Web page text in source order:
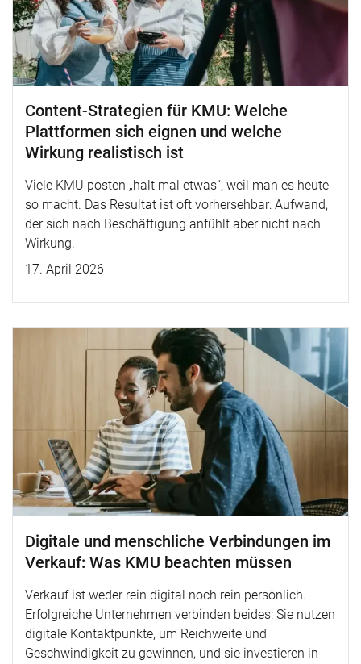
Content-Strategien für KMU: Welche
Plattformen sich eignen und welche
Wirkung realistisch ist
Viele KMU posten „halt mal etwas“, weil man es heute
so macht. Das Resultat ist oft vorhersehbar: Aufwand,
der sich nach Beschäftigung anfühlt aber nicht nach
Wirkung.
17. April 2026
Digitale und menschliche Verbindungen im
Verkauf: Was KMU beachten müssen
Verkauf ist weder rein digital noch rein persönlich.
Erfolgreiche Unternehmen verbinden beides: Sie nutzen
digitale Kontaktpunkte, um Reichweite und
Geschwindigkeit zu gewinnen, und sie investieren in